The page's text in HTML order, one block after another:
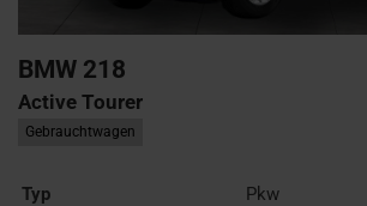
BMW 218
Active Tourer
Gebrauchtwagen
Typ
Pkw